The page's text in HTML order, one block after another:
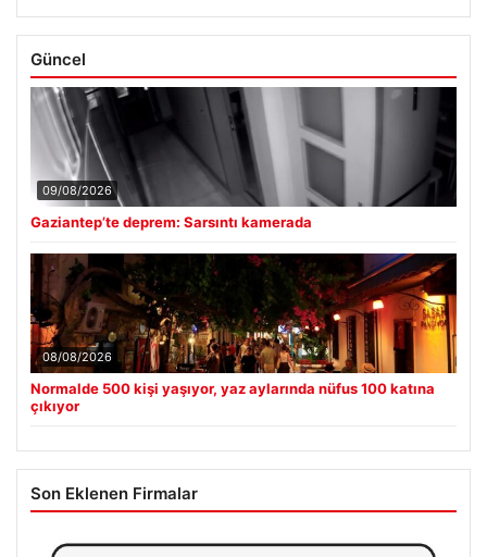
Güncel
09/08/2026
Gaziantep’te deprem: Sarsıntı kamerada
08/08/2026
Normalde 500 kişi yaşıyor, yaz aylarında nüfus 100 katına
çıkıyor
Son Eklenen Firmalar